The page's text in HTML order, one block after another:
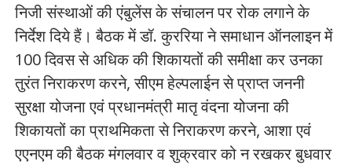
निजी संस्थाओं की एंबुलेंस के संचालन पर रोक लगाने के
निर्देश दिये हैं। बैठक में डॉ. कुररिया ने समाधान ऑनलाइन में
100 दिवस से अधिक की शिकायतों की समीक्षा कर उनका
तुरंत निराकरण करने, सीएम हेल्पलाईन से प्राप्त जननी
सुरक्षा योजना एवं प्रधानमंत्री मातृ वंदना योजना की
शिकायतों का प्राथमिकता से निराकरण करने, आशा एवं
एएनएम की बैठक मंगलवार व शुक्रवार को न रखकर बुधवार